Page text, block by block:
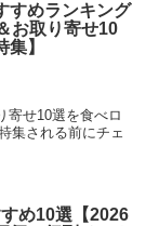
すめランキング
お取り寄せ10
】
寄せ10選を食べロ
集される前にチェ
め10選【2026